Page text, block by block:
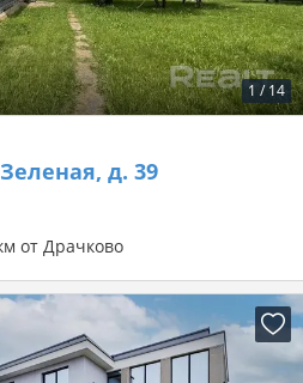
1 / 14
д. 39
от Драчково